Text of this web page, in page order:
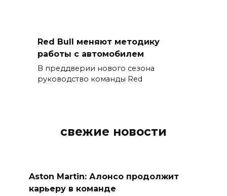
Red Bull меняют методику
работы с автомобилем
В преддверии нового сезона
руководство команды Red
свежие новости
Aston Martin: Алонсо продолжит
карьеру в команде